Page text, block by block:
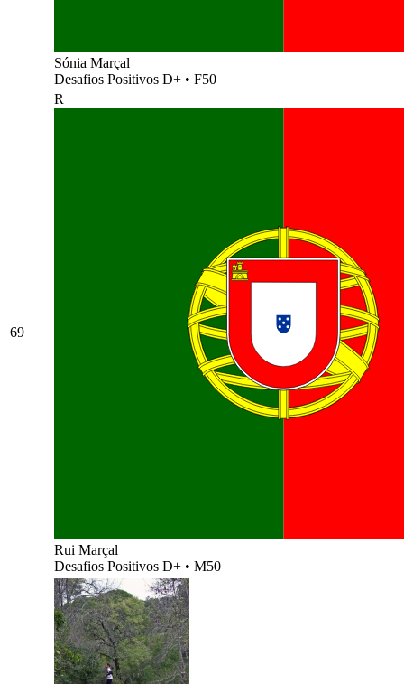
Sónia Marçal
Desafios Positivos D+ • F50
69
R
Rui Marçal
Desafios Positivos D+ • M50